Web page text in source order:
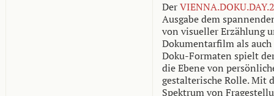
Der
Ausgabe dem
von visueller Erzählung
Dokumentarfilm als
Doku-Formaten spielt
die Ebene von
gestalterische Rolle. Mit
Spektrum von